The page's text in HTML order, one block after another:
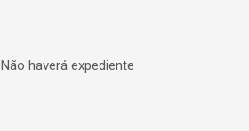
Não haverá expediente